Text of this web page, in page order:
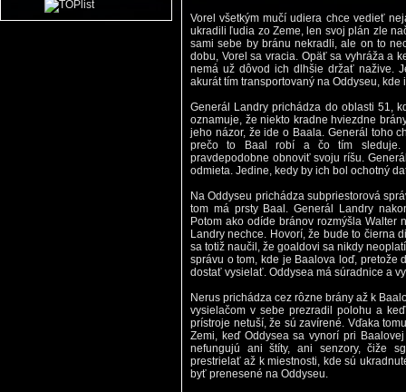
Vorel všetkým mučí udiera chce vedieť
ukradili ľudia zo Zeme, len svoj plán zle
sami sebe by bránu nekradli, ale on to
dobu, Vorel sa vracia. Opäť sa vyhráža a
nemá už dôvod ich dlhšie držať nažive.
akurát tím transportovaný na Oddyseu, kde
Generál Landry prichádza do oblasti 51,
oznamuje, že niekto kradne hviezdne
jeho názor, že ide o Baala. Generál toho
prečo to Baal robí a čo tím sleduje.
pravdepodobne obnoviť svoju ríšu.
odmieta. Jedine, kedy by ich bol ochotný
Na Oddyseu prichádza subpriestorová
tom má prsty Baal. Generál Landry
Potom ako odíde bránov rozmýšla Walter
Landry nechce. Hovorí, že bude to čierna
sa totiž naučil, že goaldovi sa nikdy
správu o tom, kde je Baalova loď, pretože
dostať vysielať. Oddysea má súradnice a
Nerus prichádza cez rôzne brány až k
vysielačom v sebe prezradil polohu a
prístroje netuší, že sú zavírené. Vďaka
Zemi, keď Oddysea sa vynorí pri
nefungujú ani štíty, ani senzory, čiže
prestrielať až k miestnosti, kde sú
byť prenesené na Oddyseu.